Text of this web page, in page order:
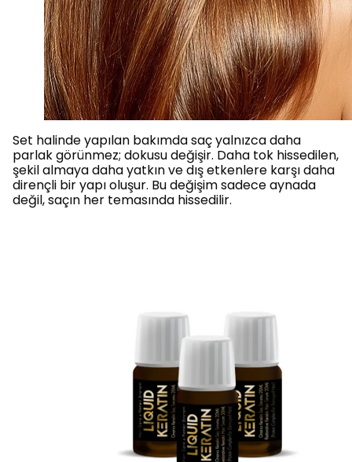
Set halinde yapılan bakımda saç yalnızca daha
parlak görünmez; dokusu değişir. Daha tok hissedilen,
şekil almaya daha yatkın ve dış etkenlere karşı daha
dirençli bir yapı oluşur. Bu değişim sadece aynada
değil, saçın her temasında hissedilir.